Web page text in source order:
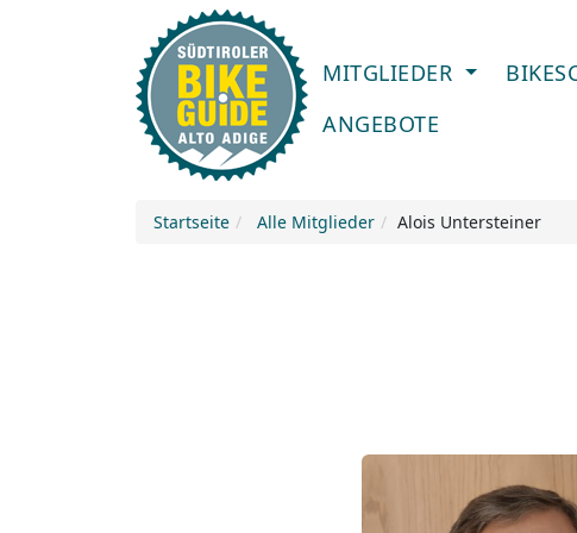
MITGLIEDER
ANGEBOTE
Startseite Alle Mitglieder Alois Untersteiner